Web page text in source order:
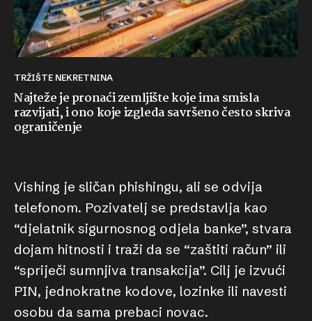
TRŽIŠTE NEKRETNINA
Najteže je pronaći zemljište koje ima smisla
razvijati, i ono koje izgleda savršeno često skriva
ograničenje
Vishing je sličan phishingu, ali se odvija
telefonom. Pozivatelj se predstavlja kao
“djelatnik sigurnosnog odjela banke”, stvara
dojam hitnosti i traži da se “zaštiti račun” ili
“spriječi sumnjiva transakcija”. Cilj je izvući
PIN, jednokratne kodove, lozinke ili navesti
osobu da sama prebaci novac.